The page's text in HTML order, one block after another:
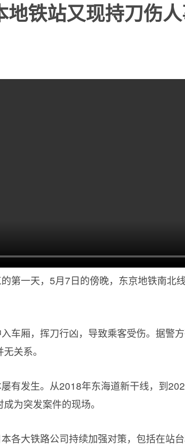
地铁站又现持刀伤
第一天，5月7日的傍晚，东京地铁南北
车厢，挥刀行凶，导致乘客受伤。据警
关系。
有发生。从2018年东海道新干线，到
为突发案件的现场。
各大铁路公司持续加强对策，包括在站